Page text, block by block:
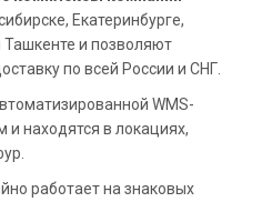
Екатеринбурге,
и позволяют
по всей России и СНГ.
WMS-
и находятся в локациях,
работает на знаковых